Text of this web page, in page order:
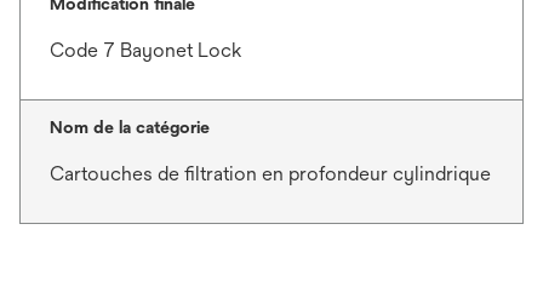
Code 7 Bayonet Lock
Nom de la catégorie
Cartouches de filtration en profondeur cylindrique